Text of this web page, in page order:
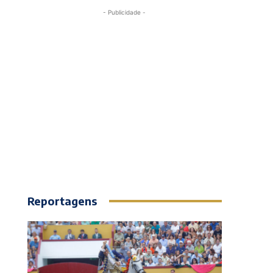
- Publicidade -
Reportagens